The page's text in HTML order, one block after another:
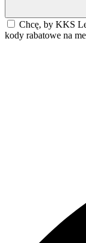
Chcę, by KKS
kody rabatowe na